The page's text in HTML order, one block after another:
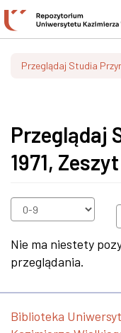
Przeglądaj Studia
Przeglądaj
1971,
Nie ma niestety
przeglądania.
Biblioteka